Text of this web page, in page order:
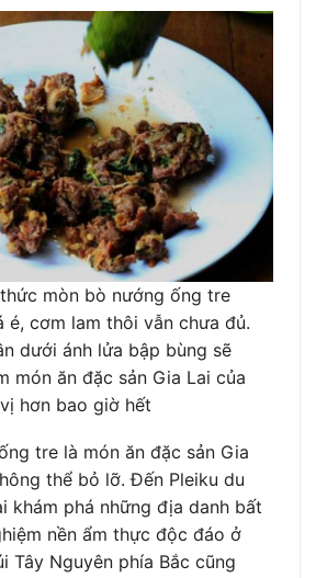
mòn bò nướng ống tre
é, cơm lam thôi vẫn chưa đủ.
dưới ánh lửa bập bùng sẽ
món ăn đặc sản Gia Lai của
hơn bao giờ hết
tre là món ăn đặc sản Gia
thể bỏ lỡ. Đến Pleiku du
khám phá những địa danh bất
nền ẩm thực độc đáo ở
Tây Nguyên phía Bắc cũng